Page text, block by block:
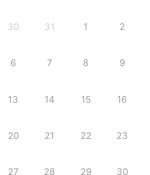
30 31 1 2
6 7 8 9
13 14 15 16
20 21 22 23
27 28 29 30